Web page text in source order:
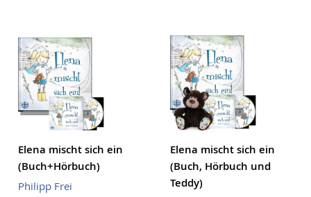
Elena mischt sich ein
(Buch+Hörbuch)
Philipp Frei
Elena mischt sich ein
(Buch, Hörbuch und
Teddy)